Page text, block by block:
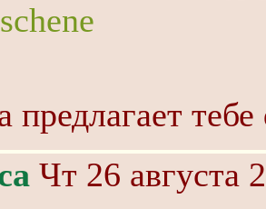
предлагает
Чт 26 августа